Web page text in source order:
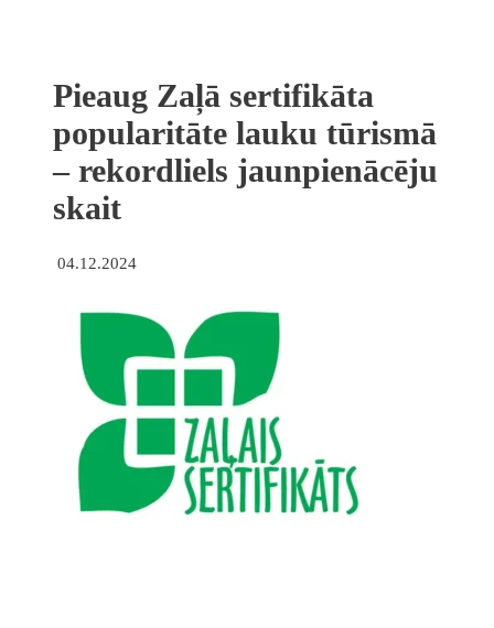
Pieaug Zaļā sertifikāta
popularitāte lauku tūrismā
– rekordliels jaunpienācēju
skait
04.12.2024